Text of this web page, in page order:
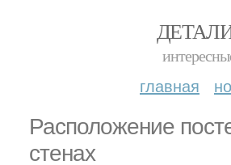
главная
Расположение
стенах